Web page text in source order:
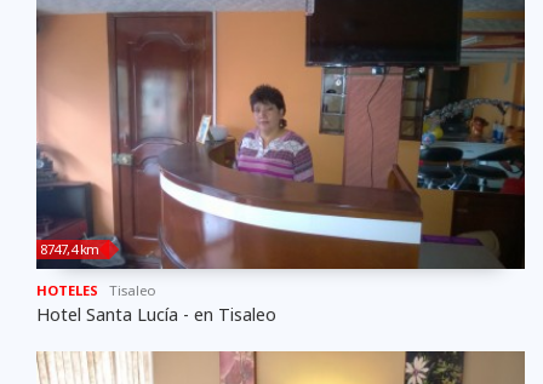
8747,4 km
HOTELES Tisaleo
Hotel Santa Lucía - en Tisaleo